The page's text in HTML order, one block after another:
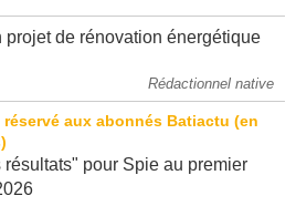
Rédactionnel native
pour Spie au premier